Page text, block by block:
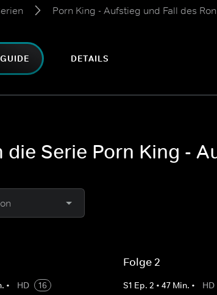
Porn King - Aufstieg und Fall des
DETAILS
die Serie Porn King -
• HD
16
Folge 2
S1 Ep.2 •47 Min. • HD